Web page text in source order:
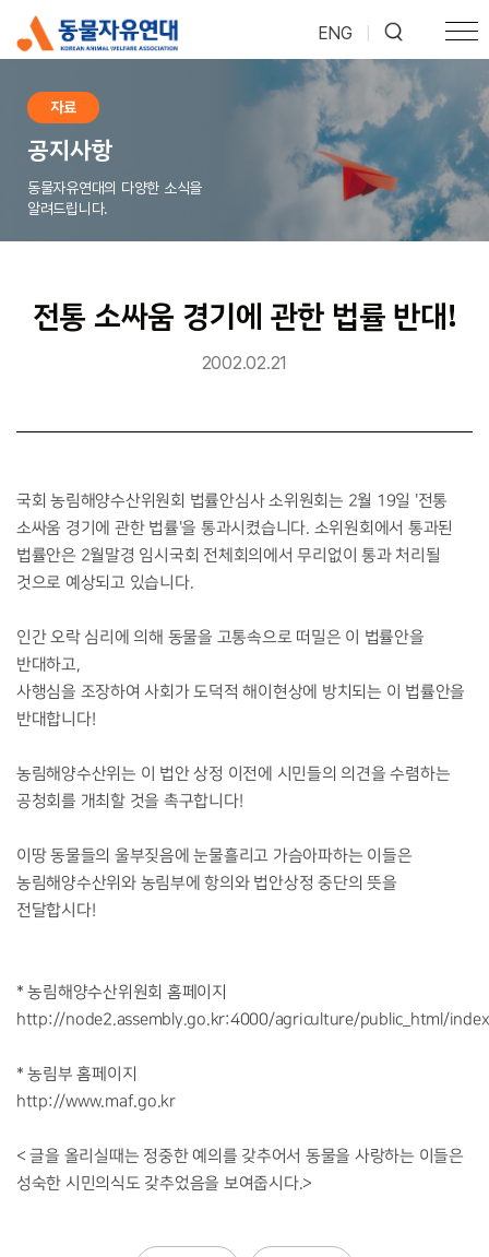
ENG
자료
공지사항
동물자유연대의 다양한 소식을
알려드립니다.
전통 소싸움 경기에 관한 법률 반대!
2002.02.21
국회 농림해양수산위원회 법률안심사 소위원회는 2월 19일 '전통
소싸움 경기에 관한 법률'을 통과시켰습니다. 소위원회에서 통과된
법률안은 2월말경 임시국회 전체회의에서 무리없이 통과 처리될
것으로 예상되고 있습니다.
인간 오락 심리에 의해 동물을 고통속으로 떠밀은 이 법률안을
반대하고,
사행심을 조장하여 사회가 도덕적 해이현상에 방치되는 이 법률안을
반대합니다!
농림해양수산위는 이 법안 상정 이전에 시민들의 의견을 수렴하는
공청회를 개최할 것을 촉구합니다!
이땅 동물들의 울부짖음에 눈물흘리고 가슴아파하는 이들은
농림해양수산위와 농림부에 항의와 법안상정 중단의 뜻을
전달합시다!
* 농림해양수산위원회 홈페이지
http://node2.assembly.go.kr:4000/agriculture/public_html/
* 농림부 홈페이지
http://www.maf.go.kr
< 글을 올리실때는 정중한 예의를 갖추어서 동물을 사랑하는 이들은
성숙한 시민의식도 갖추었음을 보여줍시다.>